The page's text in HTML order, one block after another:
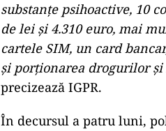
substanţe psihoactive, 10
de lei şi 4.310 euro, mai
cartele SIM, un card
şi porţionarea drogurilor
precizează IGPR.
În decursul a patru luni,